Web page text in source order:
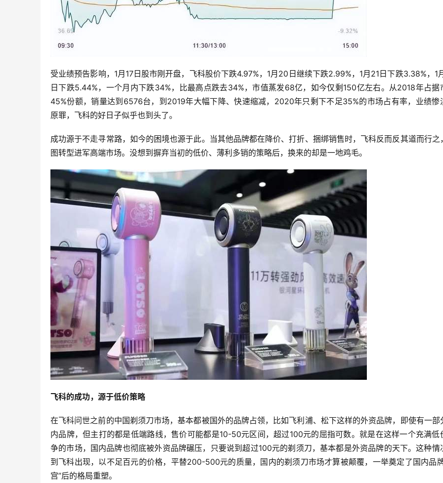
受业绩预告影响，1月17日股市刚开盘，飞科股价下跌4.97%，1月20日继续下跌2.99%，1月21日下跌3.38%，1
日下跌5.44%，一个月内下跌34%，比最高点跌去34%，市值蒸发68亿，如今仅剩150亿左右。从2018年占据
45%份额，销量达到6576台，到2019年大幅下降、快速缩减，2020年只剩下不足35%的市场占有率，业绩惨
原罪，飞科的好日子似乎也到头了。
成功源于不走寻常路，如今的困境也源于此。当其他品牌都在降价、打折、捆绑销售时，飞科反而反其道而行之
图转型进军高端市场。没想到摒弃当初的低价、薄利多销的策略后，换来的却是一地鸡毛。
飞科的成功，源于低价策略
在飞科问世之前的中国剃须刀市场，基本都被国外的品牌占领，比如飞利浦、松下这样的外资品牌，即使有一部
内品牌，但主打的都是低端路线，售价可能都是10-50元区间，超过100元的屈指可数。就是在这样一个充满低
争的市场，国内品牌也彻底被外资品牌碾压，只要说到超过100元的剃须刀，基本都是外资品牌的天下。这种情
到飞科出现，以不足百元的价格，平替200-500元的质量，国内的剃须刀市场才算被颠覆，一举奠定了国内品
宫”后的格局重塑。